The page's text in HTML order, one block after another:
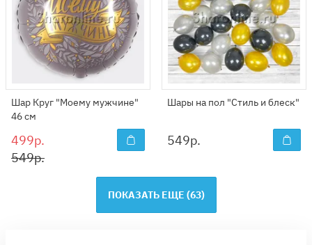
Шар Круг "Моему мужчине"
46 см
499р.
549р.
Шары на пол "Стиль и блеск"
549р.
ПОКАЗАТЬ ЕЩЕ (63)